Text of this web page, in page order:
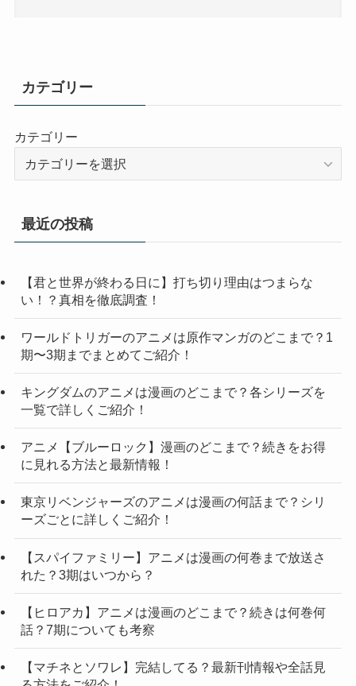
カテゴリー
カテゴリー
最近の投稿
【君と世界が終わる日に】打ち切り理由はつまらな
い！？真相を徹底調査！
ワールドトリガーのアニメは原作マンガのどこまで？1
期〜3期までまとめてご紹介！
キングダムのアニメは漫画のどこまで？各シリーズを
一覧で詳しくご紹介！
アニメ【ブルーロック】漫画のどこまで？続きをお得
に見れる方法と最新情報！
東京リベンジャーズのアニメは漫画の何話まで？シリ
ーズごとに詳しくご紹介！
【スパイファミリー】アニメは漫画の何巻まで放送さ
れた？3期はいつから？
【ヒロアカ】アニメは漫画のどこまで？続きは何巻何
話？7期についても考察
【マチネとソワレ】完結してる？最新刊情報や全話見